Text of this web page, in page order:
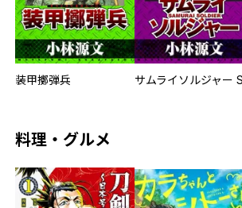
装甲擲弾兵
料理・グルメ